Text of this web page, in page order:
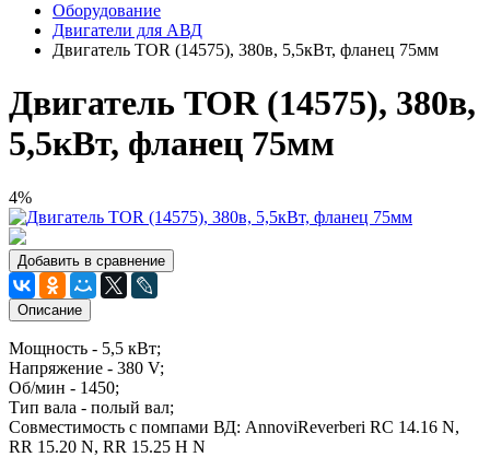
Оборудование
Двигатели для АВД
Двигатель TOR (14575), 380в, 5,5кВт, фланец 75мм
Двигатель TOR (14575), 380в,
5,5кВт, фланец 75мм
4%
Добавить в сравнение
Описание
Мощность - 5,5 кВт;
Напряжение - 380 V;
Об/мин - 1450;
Тип вала - полый вал;
Совместимость с помпами ВД: AnnoviReverberi RC 14.16 N,
RR 15.20 N, RR 15.25 H N